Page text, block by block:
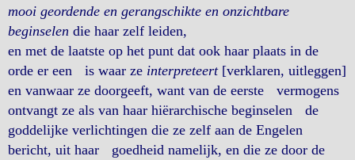
mooi geordende en gerangschikte en onzichtbare
beginselen die haar zelf leiden,
en met de laatste op het punt dat ook haar plaats in de
orde er een is waar ze interpreteert[verklaren, uitleggen]
en vanwaar ze doorgeeft, want van de eerste vermogens
ontvangt ze als van haar hiërarchische beginselen de
goddelijke verlichtingen die ze zelf aan de Engelen
bericht, uit haar goedheid namelijk, en die ze door de